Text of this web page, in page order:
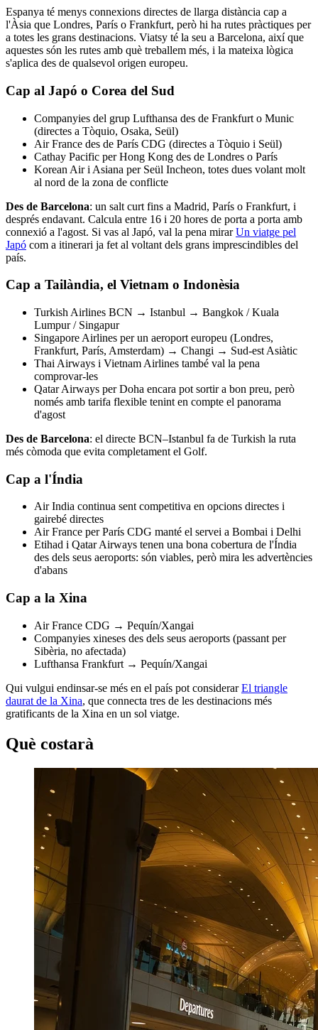
Espanya té menys connexions directes de llarga distància cap a
l'Àsia que Londres, París o Frankfurt, però hi ha rutes pràctiques per
a totes les grans destinacions. Viatsy té la seu a Barcelona, així que
aquestes són les rutes amb què treballem més, i la mateixa lògica
s'aplica des de qualsevol origen europeu.
Cap al Japó o Corea del Sud
Companyies del grup Lufthansa des de Frankfurt o Munic
(directes a Tòquio, Osaka, Seül)
Air France des de París CDG (directes a Tòquio i Seül)
Cathay Pacific per Hong Kong des de Londres o París
Korean Air i Asiana per Seül Incheon, totes dues volant molt
al nord de la zona de conflicte
Des de Barcelona: un salt curt fins a Madrid, París o Frankfurt, i
després endavant. Calcula entre 16 i 20 hores de porta a porta amb
connexió a l'agost. Si vas al Japó, val la pena mirarUn viatge pel
Japó com a itinerari ja fet al voltant dels grans imprescindibles del
país.
Cap a Tailàndia, el Vietnam o Indonèsia
Turkish Airlines BCN → Istanbul → Bangkok / Kuala
Lumpur / Singapur
Singapore Airlines per un aeroport europeu (Londres,
Frankfurt, París, Amsterdam) → Changi → Sud-est Asiàtic
Thai Airways i Vietnam Airlines també val la pena
comprovar-les
Qatar Airways per Doha encara pot sortir a bon preu, però
només amb tarifa flexible tenint en compte el panorama
d'agost
Des de Barcelona: el directe BCN–Istanbul fa de Turkish la ruta
més còmoda que evita completament el Golf.
Cap a l'Índia
Air India continua sent competitiva en opcions directes i
gairebé directes
Air France per París CDG manté el servei a Bombai i Delhi
Etihad i Qatar Airways tenen una bona cobertura de l'Índia
des dels seus aeroports: són viables, però mira les advertències
d'abans
Cap a la Xina
Air France CDG → Pequín/Xangai
Companyies xineses des dels seus aeroports (passant per
Sibèria, no afectada)
Lufthansa Frankfurt → Pequín/Xangai
Qui vulgui endinsar-se més en el país pot considerarEl triangle
daurat de la Xina, que connecta tres de les destinacions més
gratificants de la Xina en un sol viatge.
Què costarà